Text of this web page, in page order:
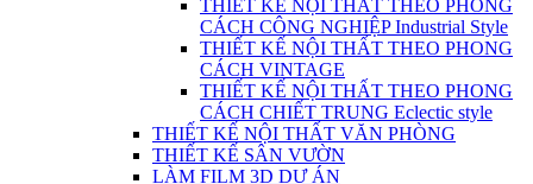
THIẾT KẾ NỘI THẤT THEO PHONG
CÁCH CÔNG NGHIỆP Industrial Style
THIẾT KẾ NỘI THẤT THEO PHONG
CÁCH VINTAGE
THIẾT KẾ NỘI THẤT THEO PHONG
CÁCH CHIẾT TRUNG Eclectic style
THIẾT KẾ NỘI THẤT VĂN PHÒNG
THIẾT KẾ SÂN VƯỜN
LÀM FILM 3D DỰ ÁN